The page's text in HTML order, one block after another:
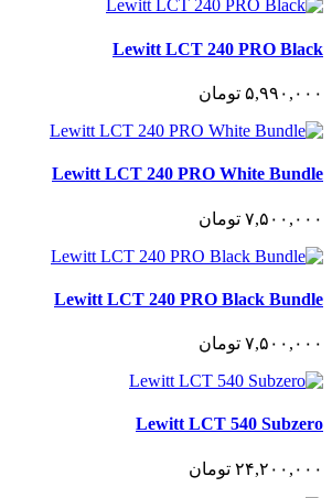
Lewitt LCT 240 PRO Black
۵,٩٩٠,٠٠٠ تومان
Lewitt LCT 240 PRO White Bundle
٧,۵٠٠,٠٠٠ تومان
Lewitt LCT 240 PRO Black Bundle
٧,۵٠٠,٠٠٠ تومان
Lewitt LCT 540 Subzero
٢۴,٢٠٠,٠٠٠ تومان